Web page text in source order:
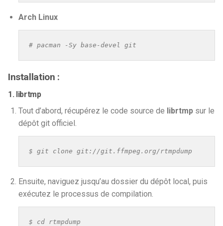
Arch Linux
# pacman -Sy base-devel git
Installation :
1. librtmp
Tout d’abord, récupérez le code source de librtmpsur le
dépôt git officiel.
$ git clone git://git.ffmpeg.org/rtmpdump
Ensuite, naviguez jusqu’au dossier du dépôt local, puis
exécutez le processus de compilation.
$ cd rtmpdump